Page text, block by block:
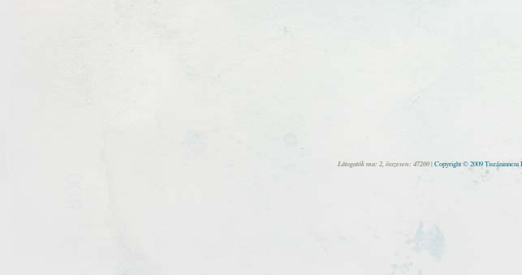
Látogatók ma: 2, összesen: 47200 |Copyright © 2009 Tiszáninneni